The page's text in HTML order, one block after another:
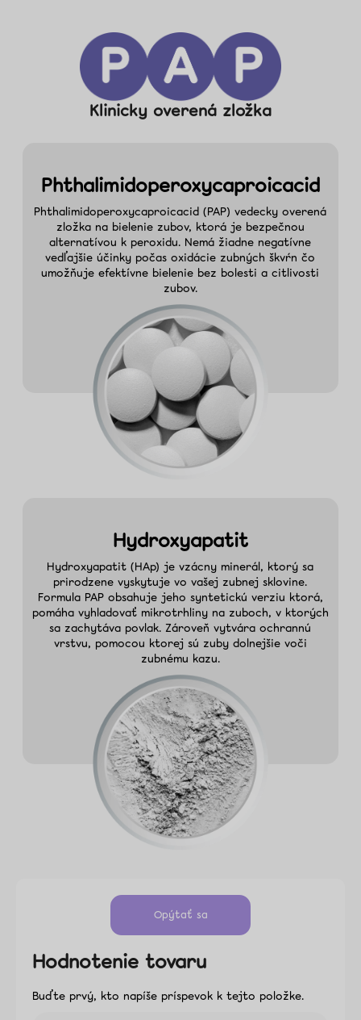
Klinicky overená zložka
Phthalimidoperoxycaproicacid
Phthalimidoperoxycaproicacid (PAP) vedecky overená
zložka na bielenie zubov, ktorá je bezpečnou
alternatívou k peroxidu. Nemá žiadne negatívne
vedľajšie účinky počas oxidácie zubných škvŕn čo
umožňuje efektívne bielenie bez bolesti a citlivosti
zubov.
Hydroxyapatit
Hydroxyapatit (HAp) je vzácny minerál, ktorý sa
prirodzene vyskytuje vo vašej zubnej sklovine.
Formula PAP obsahuje jeho syntetickú verziu ktorá,
pomáha vyhladovať mikrotrhliny na zuboch, v ktorých
sa zachytáva povlak. Zároveň vytvára ochrannú
vrstvu, pomocou ktorej sú zuby dolnejšie voči
zubnému kazu.
Opýtať sa
Hodnotenie tovaru
Buďte prvý, kto napíše príspevok k tejto položke.